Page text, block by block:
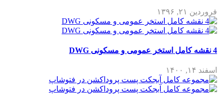
فروردین ۲۱, ۱۳۹۶
4 نقشه کامل استخر عمومی و مسکونی DWG
اسفند ۱۴, ۱۴۰۰